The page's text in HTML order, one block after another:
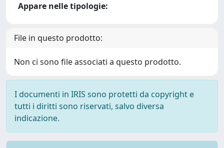
Appare nelle tipologie:
File in questo prodotto:
Non ci sono file associati a questo prodotto.
I documenti in IRIS sono protetti da copyright e
tutti i diritti sono riservati, salvo diversa
indicazione.